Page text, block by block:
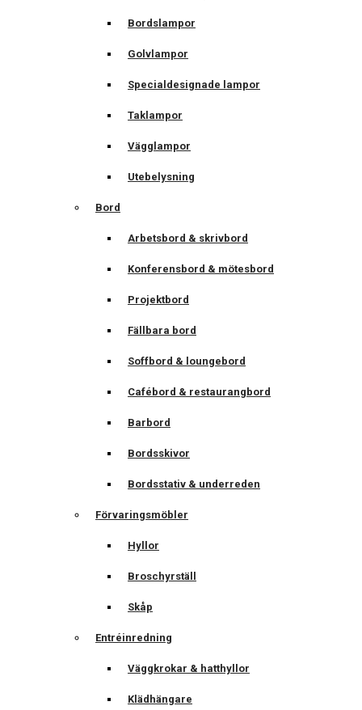
Bordslampor
Golvlampor
Specialdesignade lampor
Taklampor
Vägglampor
Utebelysning
Bord
Arbetsbord & skrivbord
Konferensbord & mötesbord
Projektbord
Fällbara bord
Soffbord & loungebord
Cafébord & restaurangbord
Barbord
Bordsskivor
Bordsstativ & underreden
Förvaringsmöbler
Hyllor
Broschyrställ
Skåp
Entréinredning
Väggkrokar & hatthyllor
Klädhängare